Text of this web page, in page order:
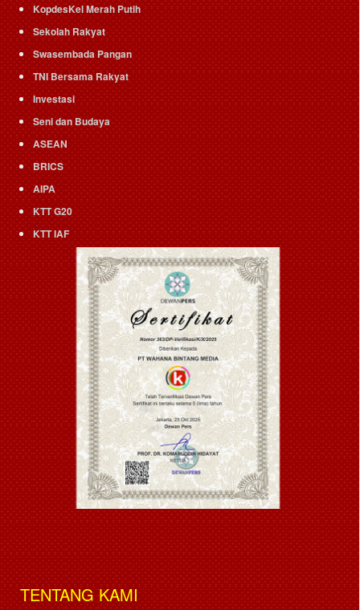
KopdesKel Merah Putih
Sekolah Rakyat
Swasembada Pangan
TNI Bersama Rakyat
Investasi
Seni dan Budaya
ASEAN
BRICS
AIPA
KTT G20
KTT IAF
TENTANG KAMI